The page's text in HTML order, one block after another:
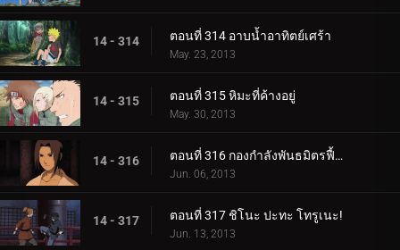
14 - 314 ตอนที่ 314 อาบน้ำอาทิตย์เศร้า
May. 23, 2013
14 - 315 ตอนที่ 315 หิมะที่ค้างอยู่
May. 30, 2013
14 - 316 ตอนที่ 316 กองกำลังพันธมิตรฟื้นคืนชีพ
Jun. 06, 2013
14 - 317 ตอนที่ 317 ชิโนะ ปะทะ โทรูเนะ!
Jun. 13, 2013